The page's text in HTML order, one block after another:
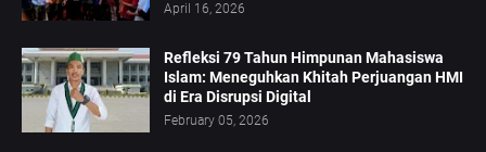
April 16, 2026
Refleksi 79 Tahun Himpunan Mahasiswa
Islam: Meneguhkan Khitah Perjuangan HMI
di Era Disrupsi Digital
February 05, 2026